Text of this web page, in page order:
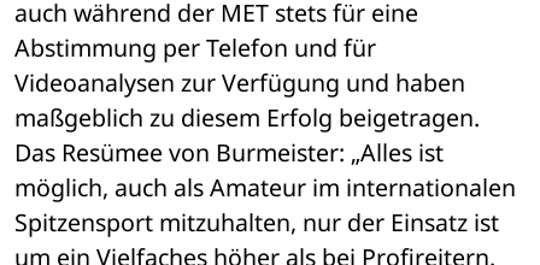
auch während der MET stets für eine
Abstimmung per Telefon und für
Videoanalysen zur Verfügung und haben
maßgeblich zu diesem Erfolg beigetragen.
Das Resümee von Burmeister: „Alles ist
möglich, auch als Amateur im internationalen
Spitzensport mitzuhalten, nur der Einsatz ist
um ein Vielfaches höher als bei Profireitern.